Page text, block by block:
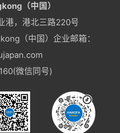
（中国）
港，港北三路220号
（中国）企业邮箱：
微信同号)